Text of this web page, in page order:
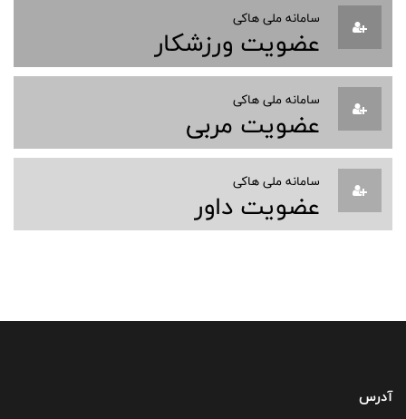
سامانه ملی هاکی
عضویت ورزشکار
سامانه ملی هاکی
عضویت مربی
سامانه ملی هاکی
عضویت داور
آدرس